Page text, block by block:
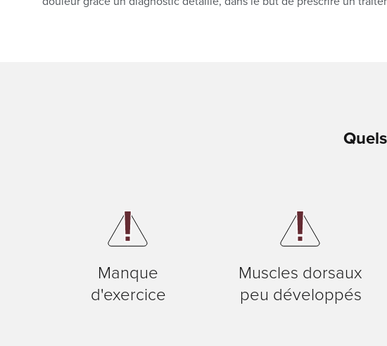
Plaies
Zones
Manque
d'exercice
Muscles dorsaux
peu développés